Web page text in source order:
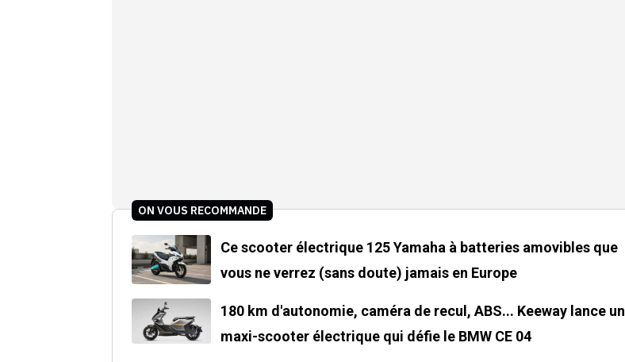
ON VOUS RECOMMANDE
Ce scooter électrique 125 Yamaha à batteries amovibles que
vous ne verrez (sans doute) jamais en Europe
180 km d'autonomie, caméra de recul, ABS... Keeway lance un
maxi-scooter électrique qui défie le BMW CE 04